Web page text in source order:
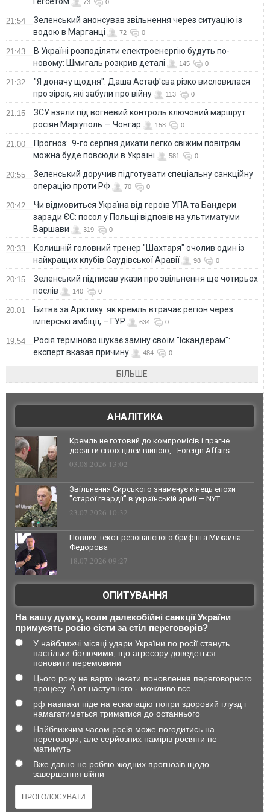
73 0
21:54
Зеленський анонсував звільнення через ситуацію із
водою в Марганці
72 0
21:43
В Україні розподіляти електроенергію будуть по-
новому: Шмигаль розкрив деталі
145 0
21:32
"Я доначу щодня": Даша Астаф'єва різко висловилася
про зірок, які забули про війну
113 0
21:15
ЗСУ взяли під вогневий контроль ключовий маршрут
росіян Маріуполь — Чонгар
158 0
21:00
Прогноз: 9-го серпня дихати легко свіжим повітрям
можна буде повсюди в Україні
581 0
20:55
Зеленський доручив підготувати спеціальну санкційну
операцію проти РФ
70 0
20:42
Чи відмовиться Україна від героїв УПА та Бандери
заради ЄС: посол у Польщі відповів на ультиматуми
Варшави
319 0
20:33
Колишній головний тренер "Шахтаря" очолив один із
найкращих клубів Саудівської Аравії
98 0
20:15
Зеленський підписав укази про звільнення ще чотирьох
послів
140 0
20:01
Битва за Арктику: як кремль втрачає регіон через
імперські амбіції, – ГУР
634 0
19:54
Росія терміново шукає заміну своїм "Іскандерам":
експерт вказав причину
484 0
БІЛЬШЕ
АНАЛІТИКА
Кремль не готовий до компромісів і прагне
досягти своїх цілей війною, - Foreign Affairs
03.08.2026 13:02
Звільнення Сирського знаменує кінець епохи
"старої гвардії" в українській армії — NYT
23.07.2026 10:32
Повний текст резонансного брифінга Михайла
Федорова
18.07.2026 09:27
ОПИТУВАННЯ
На вашу думку, коли далекобійні санкції України
примусять росію сісти за стіл переговорів?
У найближчі місяці удари України по росії стануть
настільки болючими, що агресору доведеться
поновити перемовини
Цього року не варто чекати поновлення переговорного
процесу. А от наступного - можливо все
рф навпаки піде на ескалацію попри здоровий глузд і
намагатиметься триматися до останнього
Найближчим часом росія може погодитись на
переговори, але серйозних намірів росіяни не
матимуть
Вже давно не роблю жодних прогнозів щодо
завершення війни